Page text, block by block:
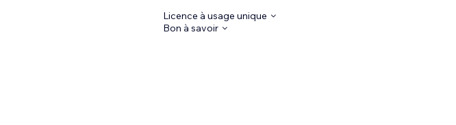
Licence à usage unique
Bon à savoir